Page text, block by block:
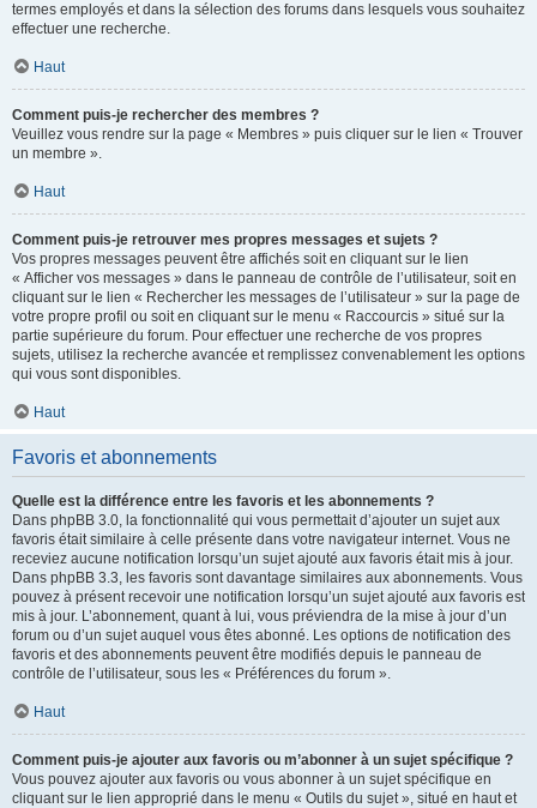
termes employés et dans la sélection des forums dans lesquels vous souhaitez
effectuer une recherche.
Haut
Comment puis-je rechercher des membres ?
Veuillez vous rendre sur la page « Membres » puis cliquer sur le lien « Trouver
un membre ».
Haut
Comment puis-je retrouver mes propres messages et sujets ?
Vos propres messages peuvent être affichés soit en cliquant sur le lien
« Afficher vos messages » dans le panneau de contrôle de l’utilisateur, soit en
cliquant sur le lien « Rechercher les messages de l’utilisateur » sur la page de
votre propre profil ou soit en cliquant sur le menu « Raccourcis » situé sur la
partie supérieure du forum. Pour effectuer une recherche de vos propres
sujets, utilisez la recherche avancée et remplissez convenablement les options
qui vous sont disponibles.
Haut
Favoris et abonnements
Quelle est la différence entre les favoris et les abonnements ?
Dans phpBB 3.0, la fonctionnalité qui vous permettait d’ajouter un sujet aux
favoris était similaire à celle présente dans votre navigateur internet. Vous ne
receviez aucune notification lorsqu’un sujet ajouté aux favoris était mis à jour.
Dans phpBB 3.3, les favoris sont davantage similaires aux abonnements. Vous
pouvez à présent recevoir une notification lorsqu’un sujet ajouté aux favoris est
mis à jour. L’abonnement, quant à lui, vous préviendra de la mise à jour d’un
forum ou d’un sujet auquel vous êtes abonné. Les options de notification des
favoris et des abonnements peuvent être modifiés depuis le panneau de
contrôle de l’utilisateur, sous les « Préférences du forum ».
Haut
Comment puis-je ajouter aux favoris ou m’abonner à un sujet spécifique ?
Vous pouvez ajouter aux favoris ou vous abonner à un sujet spécifique en
cliquant sur le lien approprié dans le menu « Outils du sujet », situé en haut et